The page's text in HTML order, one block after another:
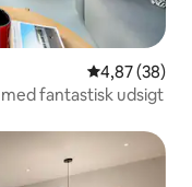
4,87 ud af 5 i
4,87 (38)
fantastisk udsigt